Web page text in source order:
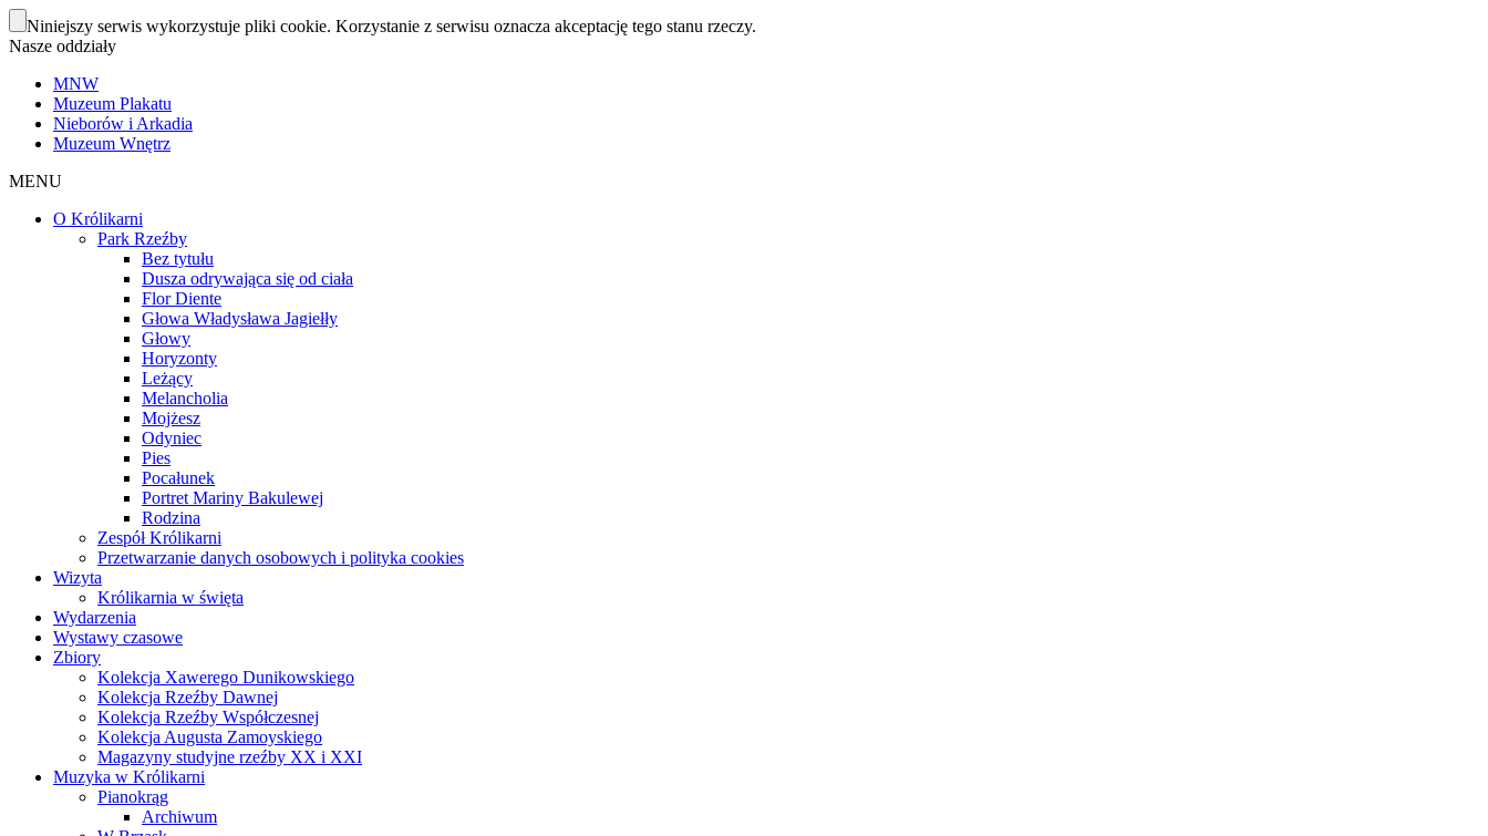
Niniejszy serwis wykorzystuje pliki cookie. Korzystanie z serwisu oznacza akceptację tego stanu rzeczy.
Nasze oddziały
MNW
Muzeum Plakatu
Nieborów i Arkadia
Muzeum Wnętrz
MENU
O Królikarni
Park Rzeźby
Bez tytułu
Dusza odrywająca się od ciała
Flor Diente
Głowa Władysława Jagiełły
Głowy
Horyzonty
Leżący
Melancholia
Mojżesz
Odyniec
Pies
Pocałunek
Portret Mariny Bakulewej
Rodzina
Zespół Królikarni
Przetwarzanie danych osobowych i polityka cookies
Wizyta
Królikarnia w święta
Wydarzenia
Wystawy czasowe
Zbiory
Kolekcja Xawerego Dunikowskiego
Kolekcja Rzeźby Dawnej
Kolekcja Rzeźby Współczesnej
Kolekcja Augusta Zamoyskiego
Magazyny studyjne rzeźby XX i XXI
Muzyka w Królikarni
Pianokrąg
Archiwum